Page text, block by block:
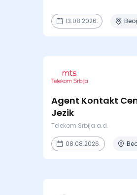
13.08.2026.
Agent Kontakt
Jezik
Telekom Srbija a.d.
08.08.2026.